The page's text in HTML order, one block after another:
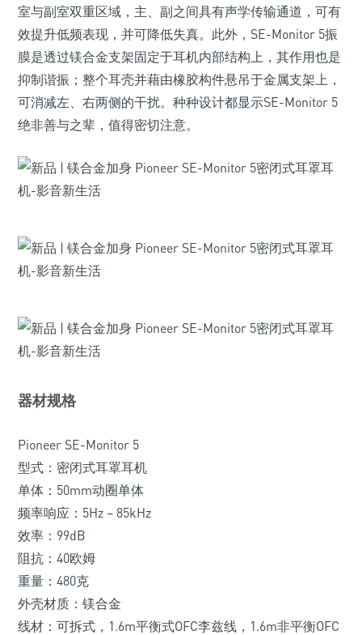
室与副室双重区域，主、副之间具有声学传输通道，可有
效提升低频表现，并可降低失真。此外，SE-Monitor 5振
膜是透过镁合金支架固定于耳机内部结构上，其作用也是
抑制谐振；整个耳壳并藉由橡胶构件悬吊于金属支架上，
可消减左、右两侧的干扰。种种设计都显示SE-Monitor 5
绝非善与之辈，值得密切注意。
器材规格
Pioneer SE-Monitor 5
型式：密闭式耳罩耳机
单体：50mm动圈单体
频率响应：5Hz – 85kHz
效率：99dB
阻抗：40欧姆
重量：480克
外壳材质：镁合金
线材：可拆式，1.6m平衡式OFC李兹线，1.6m非平衡OFC